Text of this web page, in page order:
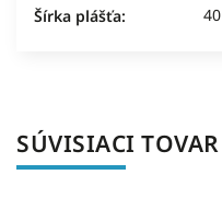
Šírka plášťa: 40
SÚVISIACI TOVAR